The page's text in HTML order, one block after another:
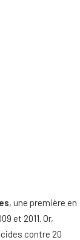
, une première en
et 2011. Or,
contre 20